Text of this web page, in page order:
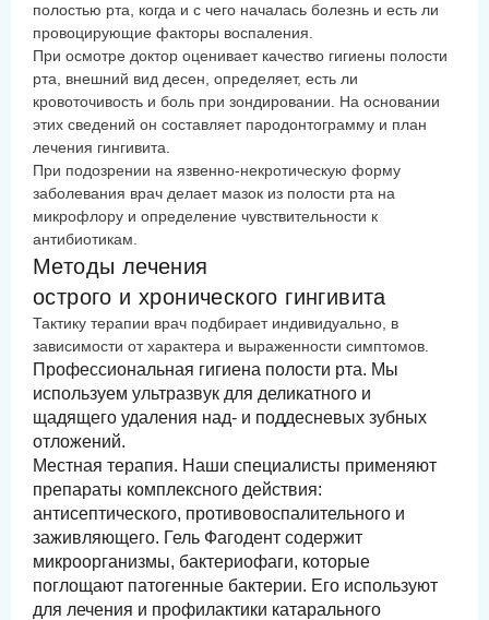
полостью рта, когда и с чего началась болезнь и есть ли
провоцирующие факторы воспаления.
При осмотре доктор оценивает качество гигиены полости
рта, внешний вид десен, определяет, есть ли
кровоточивость и боль при зондировании. На основании
этих сведений он составляет пародонтограмму и план
лечения гингивита.
При подозрении на язвенно-некротическую форму
заболевания врач делает мазок из полости рта на
микрофлору и определение чувствительности к
антибиотикам.
Методы лечения
острого и хронического гингивита
Тактику терапии врач подбирает индивидуально, в
зависимости от характера и выраженности симптомов.
Профессиональная гигиена полости рта. Мы
используем ультразвук для деликатного и
щадящего удаления над- и поддесневых зубных
отложений.
Местная терапия. Наши специалисты применяют
препараты комплексного действия:
антисептического, противовоспалительного и
заживляющего. Гель Фагодент содержит
микроорганизмы, бактериофаги, которые
поглощают патогенные бактерии. Его используют
для лечения и профилактики катарального